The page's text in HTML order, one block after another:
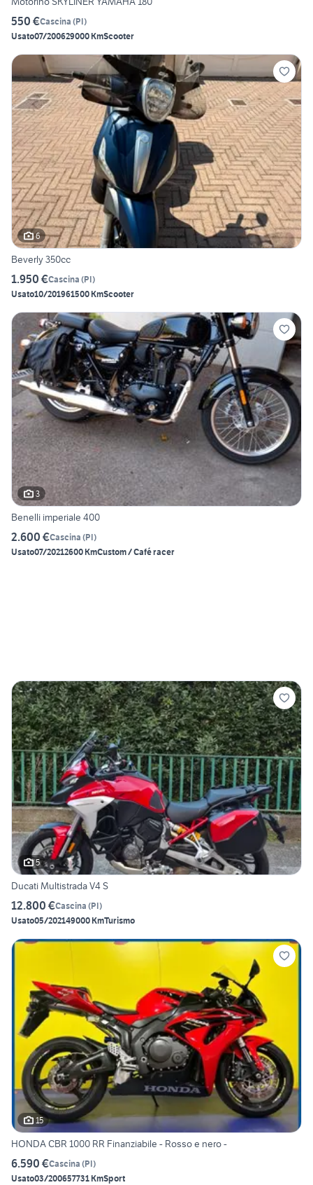
550 €Cascina (PI)
Usato07/200629000 KmScooter
6
Beverly 350cc
1.950 €Cascina (PI)
Usato10/201961500 KmScooter
3
Benelli imperiale 400
2.600 €Cascina (PI)
Usato07/20212600 KmCustom / Café racer
5
Ducati Multistrada V4 S
12.800 €Cascina (PI)
Usato05/202149000 KmTurismo
15
HONDA CBR 1000 RR Finanziabile - Rosso e nero -
6.590 €Cascina (PI)
Usato03/200657731 KmSport